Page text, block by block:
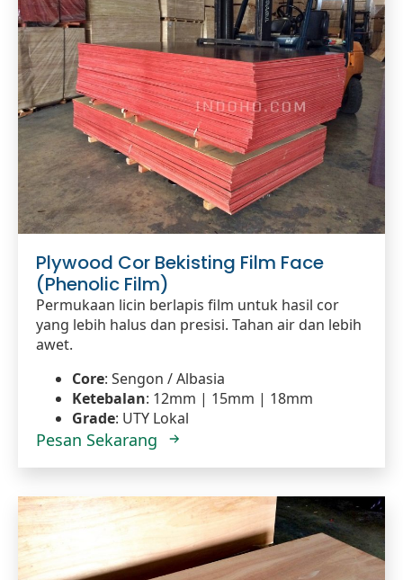
Plywood Cor Bekisting Film Face
(Phenolic Film)
Permukaan licin berlapis film untuk hasil cor
yang lebih halus dan presisi. Tahan air dan lebih
awet.
Core: Sengon / Albasia
Ketebalan: 12mm | 15mm | 18mm
Grade: UTY Lokal
Pesan Sekarang